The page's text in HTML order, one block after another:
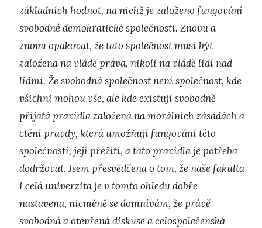
základních hodnot, na nichž je založeno fungování
svobodné demokratické společnosti. Znovu a
znovu opakovat, že tato společnost musí být
založena na vládě práva, nikoli na vládě lidí nad
lidmi. Že svobodná společnost není společnost, kde
všichni mohou vše, ale kde existují svobodně
přijatá pravidla založená na morálních zásadách a
ctění pravdy, která umožňují fungování této
společnosti, její přežití, a tato pravidla je potřeba
dodržovat. Jsem přesvědčena o tom, že naše fakulta
i celá univerzita je v tomto ohledu dobře
nastavena, nicméně se domnívám, že právě
svobodná a otevřená diskuse a celospolečenská